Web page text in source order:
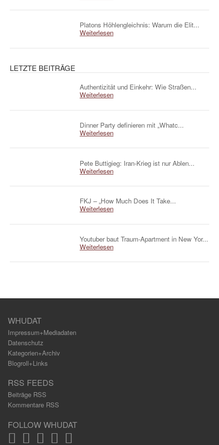
Platons Höhlengleichnis: Warum die Elit...
Weiterlesen
LETZTE BEITRÄGE
Authentizität und Einkehr: Wie Straßen...
Weiterlesen
Dinner Party definieren mit „Whatc...
Weiterlesen
Pete Buttigieg: Iran-Krieg ist nur Ablen...
Weiterlesen
FKJ – „How Much Does It Take...
Weiterlesen
Youtuber baut Traum-Apartment in New Yor...
Weiterlesen
WHUDAT
Impressum+Mediadaten
Datenschutz
Kategorien+Archiv
Blogroll+Links
RSS FEEDS
Beiträge RSS
Kommentare RSS
FOLLOW WHUDAT